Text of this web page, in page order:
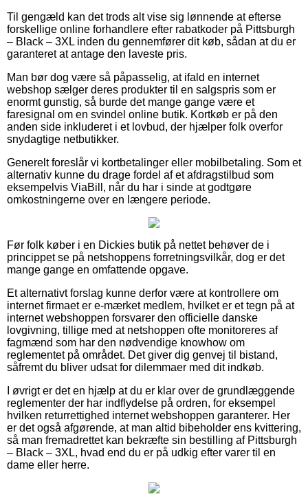
Til gengæld kan det trods alt vise sig lønnende at efterse
forskellige online forhandlere efter rabatkoder på Pittsburgh
– Black – 3XL inden du gennemfører dit køb, sådan at du er
garanteret at antage den laveste pris.
Man bør dog være så påpasselig, at ifald en internet
webshop sælger deres produkter til en salgspris som er
enormt gunstig, så burde det mange gange være et
faresignal om en svindel online butik. Kortkøb er på den
anden side inkluderet i et lovbud, der hjælper folk overfor
snydagtige netbutikker.
Generelt foreslår vi kortbetalinger eller mobilbetaling. Som et
alternativ kunne du drage fordel af et afdragstilbud som
eksempelvis ViaBill, når du har i sinde at godtgøre
omkostningerne over en længere periode.
Før folk køber i en Dickies butik på nettet behøver de i
princippet se på netshoppens forretningsvilkår, dog er det
mange gange en omfattende opgave.
Et alternativt forslag kunne derfor være at kontrollere om
internet firmaet er e-mærket medlem, hvilket er et tegn på at
internet webshoppen forsvarer den officielle danske
lovgivning, tillige med at netshoppen ofte monitoreres af
fagmænd som har den nødvendige knowhow om
reglementet på området. Det giver dig genvej til bistand,
såfremt du bliver udsat for dilemmaer med dit indkøb.
I øvrigt er det en hjælp at du er klar over de grundlæggende
reglementer der har indflydelse på ordren, for eksempel
hvilken returrettighed internet webshoppen garanterer. Her
er det også afgørende, at man altid bibeholder ens kvittering,
så man fremadrettet kan bekræfte sin bestilling af Pittsburgh
– Black – 3XL, hvad end du er på udkig efter varer til en
dame eller herre.